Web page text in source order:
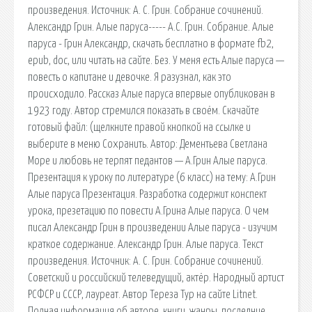
произведения. Источник: А. С. Грин. Собрание сочинений.
Александр Грин. Алые паруса----- А.С. Грин. Собрание. Алые
паруса - Грин Александр, скачать бесплатно в формате fb2,
epub, doc, или читать на сайте. Без. У меня есть Алые паруса —
повесть о капитане и девочке. Я разузнал, как это
происходило. Рассказ Алые паруса впервые опубликован в
1923 году. Автор стремился показать в своём. Скачайте
готовый файл: (щелкните правой кнопкой на ссылке и
выберите в меню Сохранить. Автор: Дементьева Светлана
Море и любовь не терпят педантов — А.Грин Алые паруса.
Презентация к уроку по литературе (6 класс) на тему: А.Грин
Алые паруса Презентация. Разработка содержит конспект
урока, презетацию по повести А.Грина Алые паруса. О чем
писал Александр Грин в произведении Алые паруса - изучим
краткое содержание. Александр Грин. Алые паруса. Текст
произведения. Источник: А. С. Грин. Собрание сочинений.
Советский и российский телеведущий, актёр. Народный артист
РСФСР и СССР, лауреат. Автор Тереза Тур на сайте Litnet.